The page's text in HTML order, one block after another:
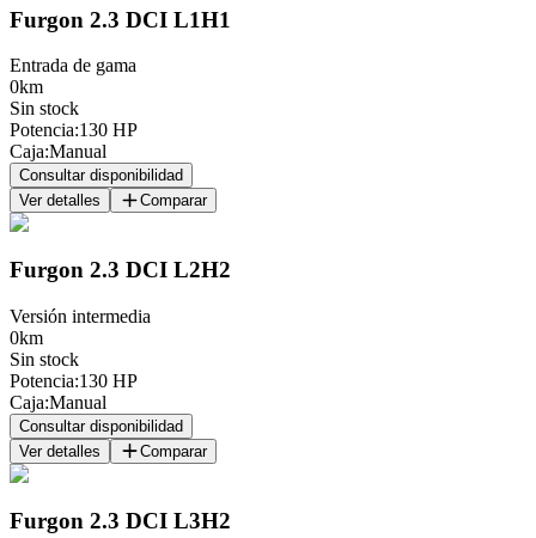
Furgon 2.3 DCI L1H1
Entrada de gama
0km
Sin stock
Potencia:130 HP
Caja:Manual
Consultar disponibilidad
Ver detalles
Comparar
Furgon 2.3 DCI L2H2
Versión intermedia
0km
Sin stock
Potencia:130 HP
Caja:Manual
Consultar disponibilidad
Ver detalles
Comparar
Furgon 2.3 DCI L3H2